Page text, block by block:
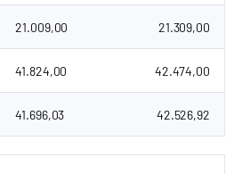
21.009,00 21.309,00
41.824,00 42.474,00
41.696,03 42.526,92